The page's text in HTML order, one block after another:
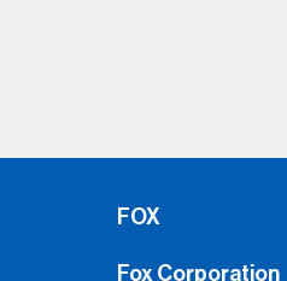
FOX
Fox Corporation